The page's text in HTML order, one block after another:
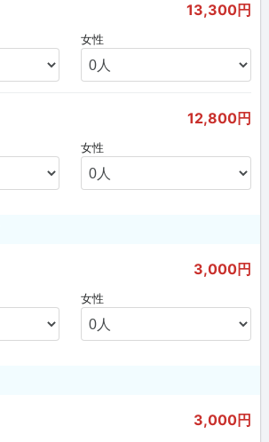
13,300円
女性
12,800円
女性
3,000円
女性
3,000円